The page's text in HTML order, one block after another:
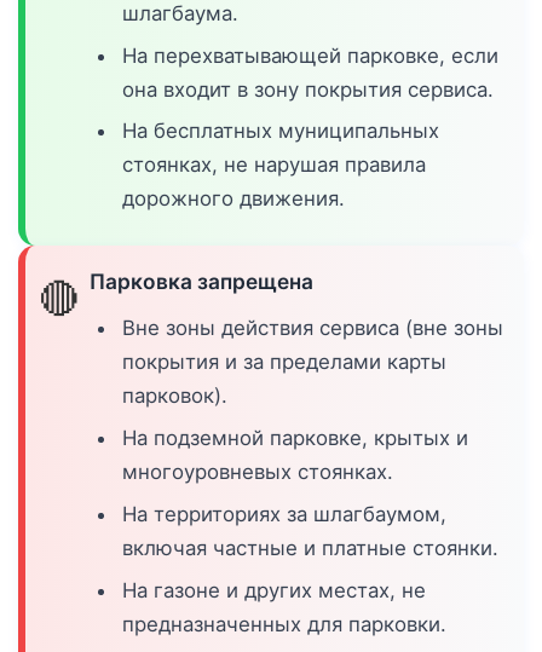
шлагбаума.
На перехватывающей парковке, если
она входит в зону покрытия сервиса.
На бесплатных муниципальных
стоянках, не нарушая правила
дорожного движения.
🔴 Парковка запрещена
Вне зоны действия сервиса (вне зоны
покрытия и за пределами карты
парковок).
На подземной парковке, крытых и
многоуровневых стоянках.
На территориях за шлагбаумом,
включая частные и платные стоянки.
На газоне и других местах, не
предназначенных для парковки.